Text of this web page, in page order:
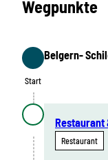
Wegpunkte
Start
Start
Belgern-
Restaurant
Restaurant